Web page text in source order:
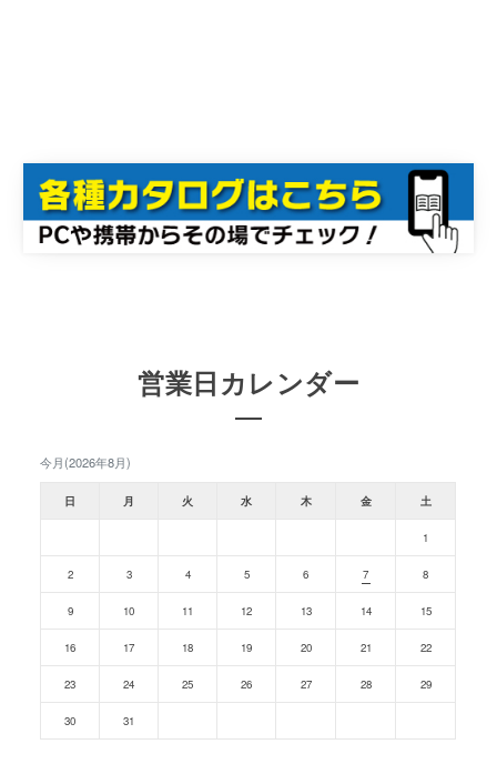
営業日カレンダー
今月(2026年8月)
日 月 火 水 木 金 土
1
2 3 4 5 6 7 8
9 10 11 12 13 14 15
16 17 18 19 20 21 22
23 24 25 26 27 28 29
30 31